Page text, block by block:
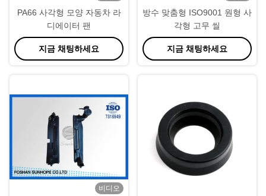
PA66 사각형 모양 자동차 라
디에이터 팬
지금 채팅하세요
방수 맞춤형 ISO9001 원형 사
각형 고무 씰
지금 채팅하세요
비디오